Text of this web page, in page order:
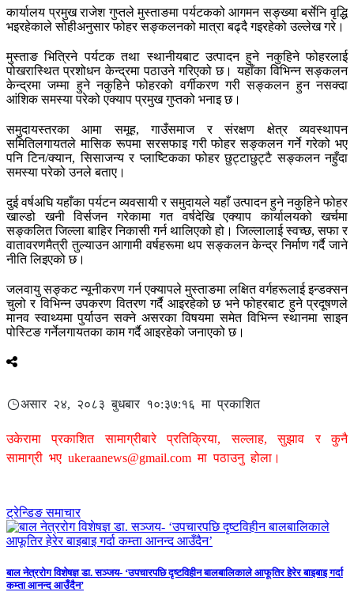
कार्यालय प्रमुख राजेश गुप्तले मुस्ताङमा पर्यटकको आगमन सङ्ख्या बर्सेनि वृद्धि
भइरहेकाले सोहीअनुसार फोहर सङ्कलनको मात्रा बढ्दै गइरहेको उल्लेख गरे।
मुस्ताङ भित्रिने पर्यटक तथा स्थानीयबाट उत्पादन हुने नकुहिने फोहरलाई
पोखरास्थित प्रशोधन केन्द्रमा पठाउने गरिएको छ। यहाँका विभिन्न सङ्कलन
केन्द्रमा जम्मा हुने नकुहिने फोहरको वर्गीकरण गरी सङ्कलन हुन नसक्दा
आंशिक समस्या परेको एक्याप प्रमुख गुप्तको भनाइ छ।
समुदायस्तरका आमा समूह, गाउँसमाज र संरक्षण क्षेत्र व्यवस्थापन
समितिलगायतले मासिक रूपमा सरसफाइ गरी फोहर सङ्कलन गर्ने गरेको भए
पनि टिन/क्यान, सिसाजन्य र प्लाष्टिकका फोहर छुट्टाछुट्टै सङ्कलन नहुँदा
समस्या परेको उनले बताए।
दुई वर्षअघि यहाँका पर्यटन व्यवसायी र समुदायले यहाँ उत्पादन हुने नकुहिने फोहर
खाल्डो खनी विर्सजन गरेकामा गत वर्षदेखि एक्याप कार्यालयको खर्चमा
सङ्कलित जिल्ला बाहिर निकासी गर्न थालिएको हो। जिल्लालाई स्वच्छ, सफा र
वातावरणमैत्री तुल्याउन आगामी वर्षहरूमा थप सङ्कलन केन्द्र निर्माण गर्दै जाने
नीति लिइएको छ।
जलवायु सङ्कट न्यूनीकरण गर्न एक्यापले मुस्ताङमा लक्षित वर्गहरूलाई इन्डक्सन
चुलो र विभिन्न उपकरण वितरण गर्दै आइरहेको छ भने फोहरबाट हुने प्रदूषणले
मानव स्वाथ्यमा पुर्याउन सक्ने असरका विषयमा समेत विभिन्न स्थानमा साइन
पोस्टिङ गर्नेलगायतका काम गर्दै आइरहेको जनाएको छ।
असार २४, २०८३ बुधबार १०:३७:१६ मा प्रकाशित
उकेरामा प्रकाशित सामाग्रीबारे प्रतिक्रिया, सल्लाह, सुझाव र कुनै
सामाग्री भए ukeraanews@gmail.com मा पठाउनु होला।
ट्रेन्डिङ समाचार
बाल नेत्ररोग विशेषज्ञ डा. सञ्जय- ‘उपचारपछि दृष्टविहीन बालबालिकाले आफूतिर हेरेर बाइबाइ गर्दा
कम्ता आनन्द आउँदैन’